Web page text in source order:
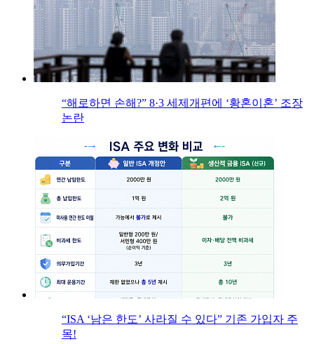
“해로하면 손해?” 8·3 세제개편에 ‘황혼이혼’ 조장
논란
“ISA ‘남은 한도’ 사라질 수 있다” 기존 가입자 주
목!